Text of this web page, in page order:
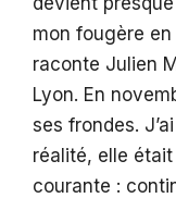
mon fougère
raconte Julien
Lyon. En
ses frondes.
réalité, elle
courante :